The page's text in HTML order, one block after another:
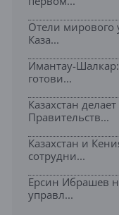
Отели мирового
Каза...
Имантау-Шалкар:
готови...
Казахстан
Правительств...
Казахстан и
сотрудни...
Ерсин Ибрашев
управл...